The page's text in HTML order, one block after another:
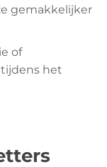
gemakkelijker
of
het